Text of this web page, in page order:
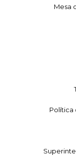
Mesa
Política